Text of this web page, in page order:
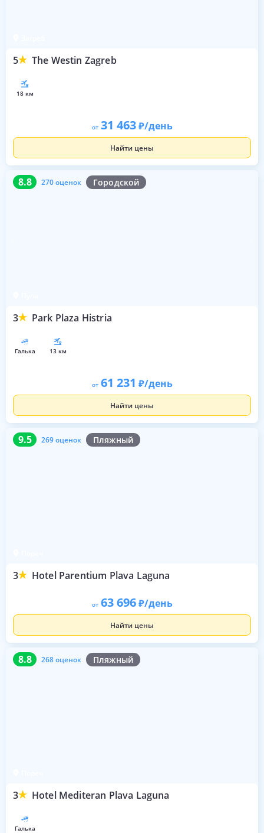
5 The Westin Zagreb
18 км
от 31 463 /день
Найти цены
8.8 270 оценок Городской
3 Park Plaza Histria
8.8 270 оценок
галька 13 км
от 61 231 /день
Найти цены
9.5 269 оценок Пляжный
3 Hotel Parentium Plava Laguna
9.5 269 оценок
от 63 696 /день
Найти цены
8.8 268 оценок Пляжный
3 Hotel Mediteran Plava Laguna
8.8 268 оценок
галька